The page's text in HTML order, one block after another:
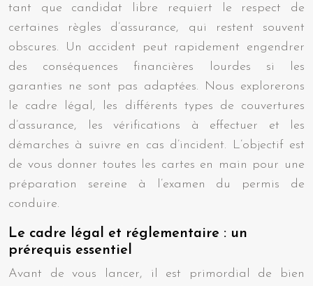
tant que candidat libre requiert le respect de
certaines règles d’assurance, qui restent souvent
obscures. Un accident peut rapidement engendrer
des conséquences financières lourdes si les
garanties ne sont pas adaptées. Nous explorerons
le cadre légal, les différents types de couvertures
d’assurance, les vérifications à effectuer et les
démarches à suivre en cas d’incident. L’objectif est
de vous donner toutes les cartes en main pour une
préparation sereine à l’examen du permis de
conduire.
Le cadre légal et réglementaire : un
prérequis essentiel
Avant de vous lancer, il est primordial de bien